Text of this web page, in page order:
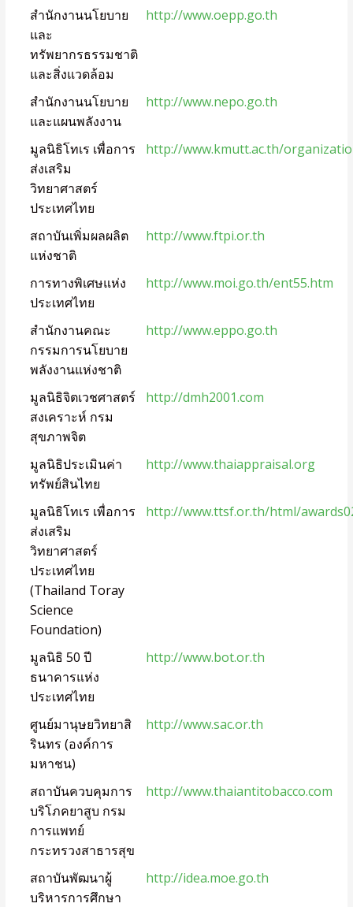
สำนักงานนโยบาย
และ
ทรัพยากรธรรมชาติ
และสิ่งแวดล้อม
http://www.oepp.go.th
สำนักงานนโยบาย
และแผนพลังงาน
http://www.nepo.go.th
มูลนิธิโทเร เพื่อการ
ส่งเสริม
วิทยาศาสตร์
ประเทศไทย
http://www.kmutt.ac.th/
สถาบันเพิ่มผลผลิต
แห่งชาติ
http://www.ftpi.or.th
การทางพิเศษแห่ง
ประเทศไทย
http://www.moi.go.th/ent55.htm
สำนักงานคณะ
กรรมการนโยบาย
พลังงานแห่งชาติ
http://www.eppo.go.th
มูลนิธิจิตเวชศาสตร์
สงเคราะห์ กรม
สุขภาพจิต
http://dmh2001.com
มูลนิธิประเมินค่า
ทรัพย์สินไทย
http://www.thaiappraisal.org
มูลนิธิโทเร เพื่อการ
ส่งเสริม
วิทยาศาสตร์
ประเทศไทย
(Thailand Toray
Science
Foundation)
http://www.ttsf.or.th/html/
มูลนิธิ 50 ปี
ธนาคารแห่ง
ประเทศไทย
http://www.bot.or.th
ศูนย์มานุษยวิทยาสิ
รินทร (องค์การ
มหาชน)
http://www.sac.or.th
สถาบันควบคุมการ
บริโภคยาสูบ กรม
การแพทย์
กระทรวงสาธารสุข
http://www.thaiantitobacco.com
สถาบันพัฒนาผู้
บริหารการศึกษา
http://idea.moe.go.th